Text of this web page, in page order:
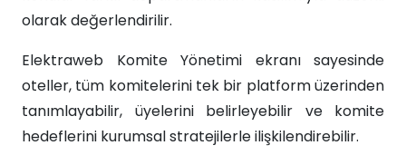
olarak değerlendirilir.
Elektraweb Komite Yönetimi ekranı sayesinde
oteller, tüm komitelerini tek bir platform üzerinden
tanımlayabilir, üyelerini belirleyebilir ve komite
hedeflerini kurumsal stratejilerle ilişkilendirebilir.